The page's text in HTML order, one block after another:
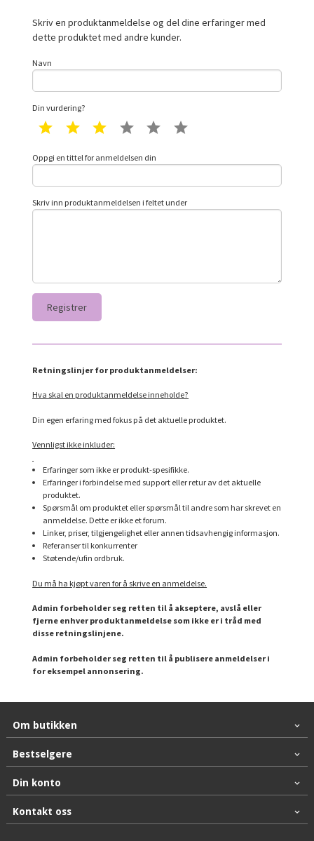
Skriv en produktanmeldelse og del dine erfaringer med
dette produktet med andre kunder.
Navn
Din vurdering?
1 star 2 star 3 star 4 star 5 star
Oppgi en tittel for anmeldelsen din
Skriv inn produktanmeldelsen i feltet under
Retningslinjer for produktanmeldelser:
Hva skal en produktanmeldelse inneholde?
Din egen erfaring med fokus på det aktuelle produktet.
Vennligst ikke inkluder:
Erfaringer som ikke er produkt-spesifikke.
Erfaringer i forbindelse med support eller retur av det aktuelle
produktet.
Spørsmål om produktet eller spørsmål til andre som har skrevet en
anmeldelse. Dette er ikke et forum.
Linker, priser, tilgjengelighet eller annen tidsavhengig informasjon.
Referanser til konkurrenter
Støtende/ufin ordbruk.
Du må ha kjøpt varen for å skrive en anmeldelse.
Admin forbeholder seg retten til å akseptere, avslå eller
fjerne enhver produktanmeldelse som ikke er i tråd med
disse retningslinjene.
Admin forbeholder seg retten til å publisere anmeldelser i
for eksempel annonsering.
Om butikken
Bestselgere
Din konto
Kontakt oss